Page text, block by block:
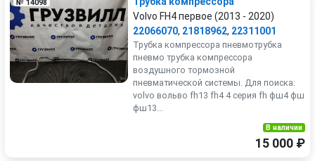
№ 14098
Volvo FH4 первое (2013 - 2020)
22066070, 21818962, 22311001
Трубка компрессора пневмотрубка
пневмо трубка компрессора
воздушного тормозной
пневматической системы. Для поиска:
volvo вольво fh13 fh4 4 серия fh фш4 фш
фш13...
В наличии
15 000 ₽